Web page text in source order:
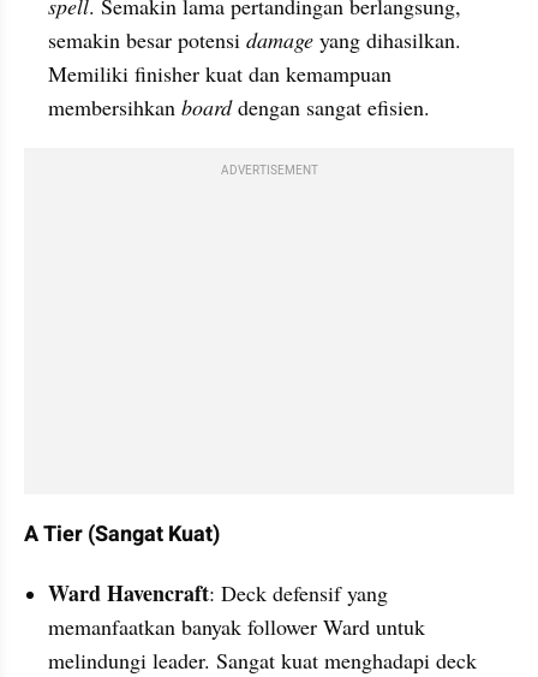
semakin besar potensi damage yang dihasilkan.
Memiliki finisher kuat dan kemampuan
membersihkan board dengan sangat efisien.
ADVERTISEMENT
A Tier (Sangat Kuat)
Ward Havencraft: Deck defensif yang
memanfaatkan banyak follower Ward untuk
melindungi leader. Sangat kuat menghadapi deck